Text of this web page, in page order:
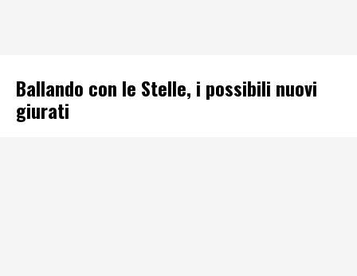
Ballando con le Stelle, i possibili nuovi
giurati